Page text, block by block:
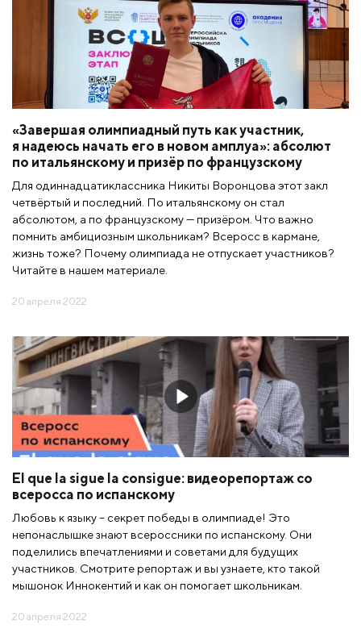
«Завершая олимпиадный путь как участник,
я надеюсь начать его в новом амплуа»: абсолют
по итальянскому и призёр по французскому
Для одиннадцатиклассника Никиты Воронцова этот закл
четвёртый и последний. По итальянскому он стал
абсолютом, а по французскому — призёром. Что важно
помнить амбициозным школьникам? Всеросс в кармане,
жизнь тоже? Почему олимпиада не отпускает участников?
Читайте в нашем материале.
20 апреля 2022
El que la sigue la consigue: видеорепортаж со
всеросса по испанскому
Любовь к языку – секрет победы в олимпиаде! Это
непонаслышке знают всероссники по испанскому. Они
поделились впечатлениями и советами для будущих
участников. Смотрите репортаж и вы узнаете, кто такой
мышонок Иннокентий и как он помогает школьникам.
20 апреля 2022